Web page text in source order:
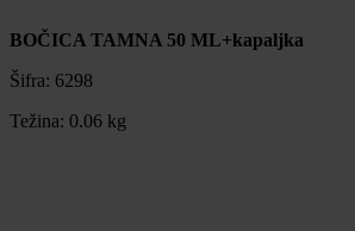
BOČICA TAMNA 50 ML+kapaljka
Šifra: 6298
Težina: 0.06 kg